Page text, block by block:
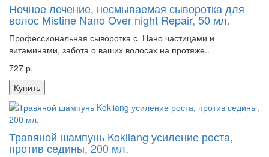
Ночное лечение, несмываемая сыворотка для
волос Mistine Nano Over night Repair, 50 мл.
Профессиональная сыворотка с Нано частицами и
витаминами, забота о ваших волосах на протяже..
727 р.
Купить
Травяной шампунь Kokliang усиление роста,
против седины, 200 мл.